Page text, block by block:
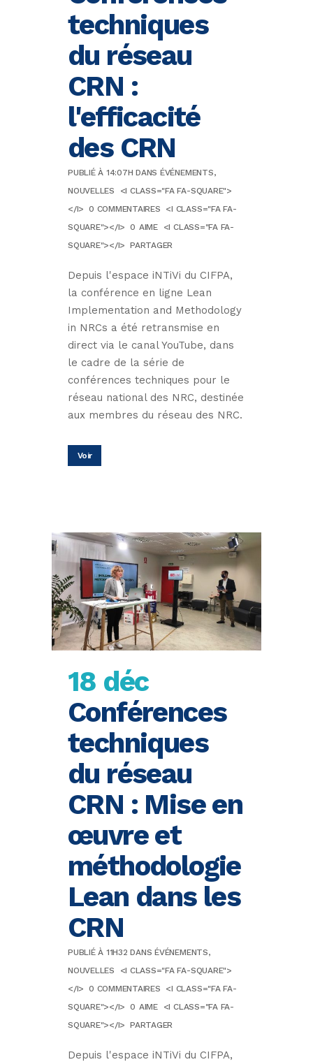
techniques
du réseau
CRN :
l'efficacité
des CRN
PUBLIÉ À 14:07H DANS ÉVÉNEMENTS,
NOUVELLES
<I CLASS="FA FA-SQUARE">
</I> 0 COMMENTAIRES
<I CLASS="FA FA-
SQUARE"></I> 0 AIME
<I CLASS="FA FA-
SQUARE"></I> PARTAGER
Depuis l'espace iNTiVi du CIFPA,
la conférence en ligne Lean
Implementation and Methodology
in NRCs a été retransmise en
direct via le canal YouTube, dans
le cadre de la série de
conférences techniques pour le
réseau national des NRC, destinée
aux membres du réseau des NRC.
Voir
18 déc
Conférences
techniques
du réseau
CRN : Mise en
œuvre et
méthodologie
Lean dans les
CRN
PUBLIÉ À 11H32 DANSÉVÉNEMENTS,
NOUVELLES
<I CLASS="FA FA-SQUARE">
</I> 0 COMMENTAIRES
<I CLASS="FA FA-
SQUARE"></I> 0 AIME
<I CLASS="FA FA-
SQUARE"></I> PARTAGER
Depuis l'espace iNTiVi du CIFPA,